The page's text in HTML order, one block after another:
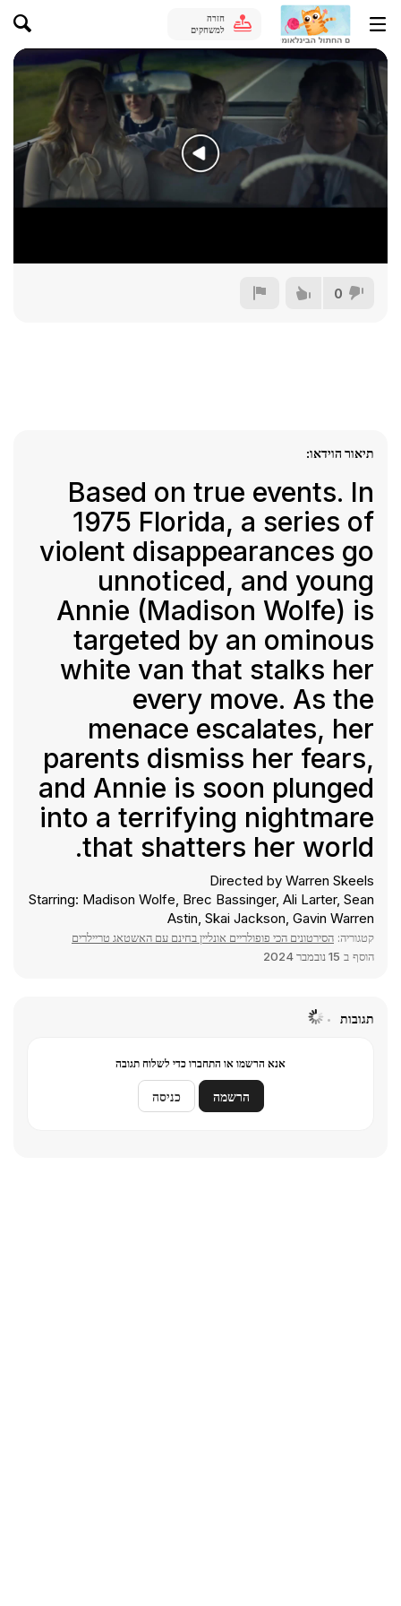
חזרה
למשחקים
0
תיאור הוידאו:
Based on true events. In
1975 Florida, a series of
violent disappearances go
unnoticed, and young
Annie (Madison Wolfe) is
targeted by an ominous
white van that stalks her
every move. As the
menace escalates, her
parents dismiss her fears,
and Annie is soon plunged
into a terrifying nightmare
that shatters her world.
Directed by Warren Skeels
Starring: Madison Wolfe, Brec Bassinger, Ali Larter, Sean
Astin, Skai Jackson, Gavin Warren
קטגוריה: הסירטונים הכי פופולריים אונליין בחינם עם האשטאג טריילרים
הוסף ב 15 נובמבר 2024
תגובות
אנא הרשמו או התחברו כדי לשלוח תגובה
הרשמה כניסה